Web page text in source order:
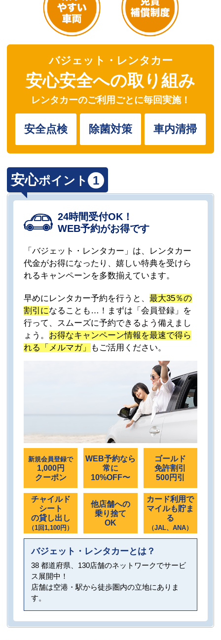
バジェット・レンタカー
安心安全への取り組み
レンタカーのご利用ごとに毎回実施！
安全点検 除菌対策 車内清掃
安心ポイント 1
24時間受付OK！
WEB予約がお得です
「バジェット・レンタカー」は、レンタカー
代金がお得になったり、嬉しい特典を受けら
れるキャンペーンを多数揃えています。
早めにレンタカー予約を行うと、最大35％の
割引になることも…！まずは「会員登録」を
行って、スムーズに予約できるよう備えまし
ょう。 お得なキャンペーン情報を最速で得ら
れる「メルマガ」
もご活用ください。
新規会員登録で
1,000円
クーポン
WEB予約なら
常に
10%OFF〜
ゴールド
免許割引
500円引
チャイルド
シート
の貸し出し
（1回1,100円）
他店舗への
乗り捨て
OK
カード利用で
マイルも貯ま
る
（JAL、ANA）
バジェット・レンタカーとは？
38 都道府県、130店舗のネットワークでサービ
ス展開中！
店舗は空港・駅から徒歩圏内の立地にありま
す。